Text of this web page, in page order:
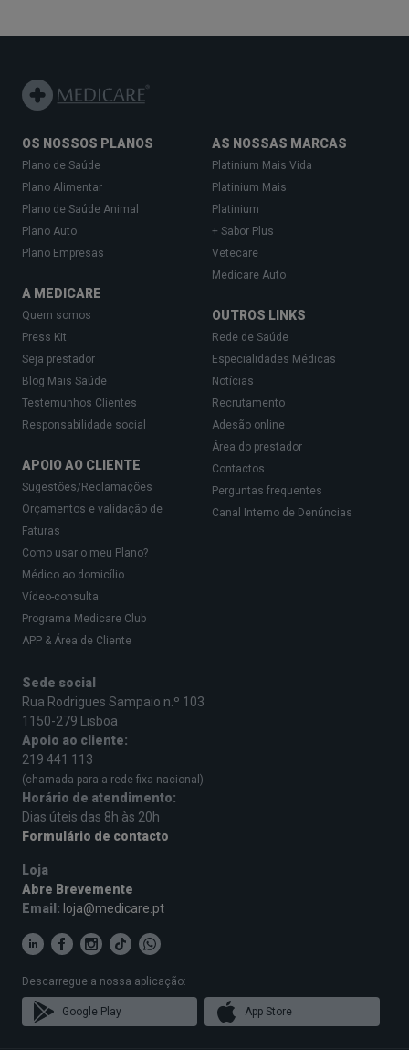
Controlo da epilepsia
Potencial contributo no tratamento de
doençascomo cancro e síndrome
metabólica.
Contraindicações da dieta keto
Apesar dos benefícios, há riscos associados à
dieta cetogénica. Algumas pessoas podem sofrer
de:
Gripe cetogénica, que não é uma gripe
verdadeira, mas pode causar sintomas
semelhantes, como dores de cabeça, fadiga
e irritabilidade, nos primeiros dias;
Deficiências nutricionais, devido à exclusão
de certos grupos alimentares;
Prisão de ventre
Cetoacidose (em pessoas com
tipo 1);
Comprometimento renal ou hepático, se não
houver acompanhamento médico.
por um nutricionista ou médico, especialmente
em caso de doenças preexistentes.
Quem pode adotar esta dieta e quem
a deve evitar
A dieta cetogénica pode ser uma estratégia eficaz
para várias situações de saúde, desde que bem
orientada. Entre os casos em que pode ser
benéfica incluem-se:
Pessoas comobesidade
peso;
Diabéticos tipo 2
(sempre com vigilância
OS NOSSOS PLANOS
Plano de Saúde
Plano Alimentar
Plano de Saúde Animal
Plano Auto
Plano Empresas
A MEDICARE
Quem somos
Press Kit
Seja prestador
Blog Mais Saúde
Testemunhos Clientes
Responsabilidade social
APOIO AO CLIENTE
Sugestões/Reclamações
Orçamentos e validação de
Faturas
Como usar o meu Plano?
Médico ao domicílio
Vídeo-consulta
Programa Medicare Club
APP & Área de Cliente
AS NOSSAS MARCAS
Platinium Mais Vida
Platinium Mais
Platinium
+ Sabor Plus
Vetecare
Medicare Auto
OUTROS LINKS
Rede de Saúde
Especialidades Médicas
Notícias
Recrutamento
Adesão online
Área do prestador
Contactos
Perguntas frequentes
Canal Interno de Denúncias
Sede social
Rua Rodrigues Sampaio n.º 103
1150-279 Lisboa
Apoio ao cliente:
219 441 113
(chamada para a rede fixa nacional)
Horário de atendimento:
Dias úteis das 8h às 20h
Formulário de contacto
Loja
Abre Brevemente
Email: loja@medicare.pt
Descarregue a nossa aplicação:
Google Play App Store